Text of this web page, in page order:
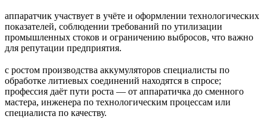
аппаратчик участвует в учёте и оформлении технологических
показателей, соблюдении требований по утилизации
промышленных стоков и ограничению выбросов, что важно
для репутации предприятия.
с ростом производства аккумуляторов специалисты по
обработке литиевых соединений находятся в спросе;
профессия даёт пути роста — от аппаратичка до сменного
мастера, инженера по технологическим процессам или
специалиста по качеству.